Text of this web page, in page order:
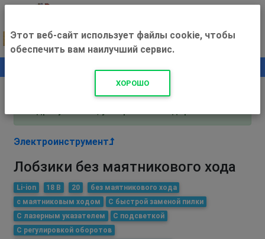
+500 ₽
Внимание! С 3 августа магазин работает по
Электроинструмент
Лобзики без маятникового хода
Li-ion 18 В 20
без маятникового хода
с маятниковым ходом
С быстрой заменой пилки
С лазерным указателем
С подсветкой
С регулировкой оборотов
Этот веб-сайт использует файлы cookie, чтобы
обеспечить вам наилучший сервис.
ХОРОШО